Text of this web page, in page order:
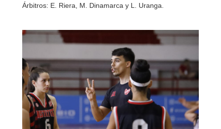
Árbitros: E. Riera, M. Dinamarca y L. Uranga.